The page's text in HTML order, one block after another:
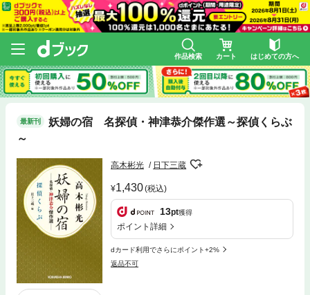
作品検索 カート はじめての方へ
最新刊
妖婦の宿 名探偵・神津恭介傑作選～探偵くらぶ
～
高木彬光 日下三蔵
1,430(税込)
13pt獲得
ポイント詳細
dカード利用でさらにポイント+2%
返品不可